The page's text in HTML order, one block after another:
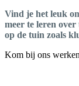
Vind je het leuk
meer te leren
op de tuin zoals
Kom bij ons